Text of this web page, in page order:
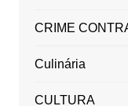
CRIME
Culinária
CULTURA